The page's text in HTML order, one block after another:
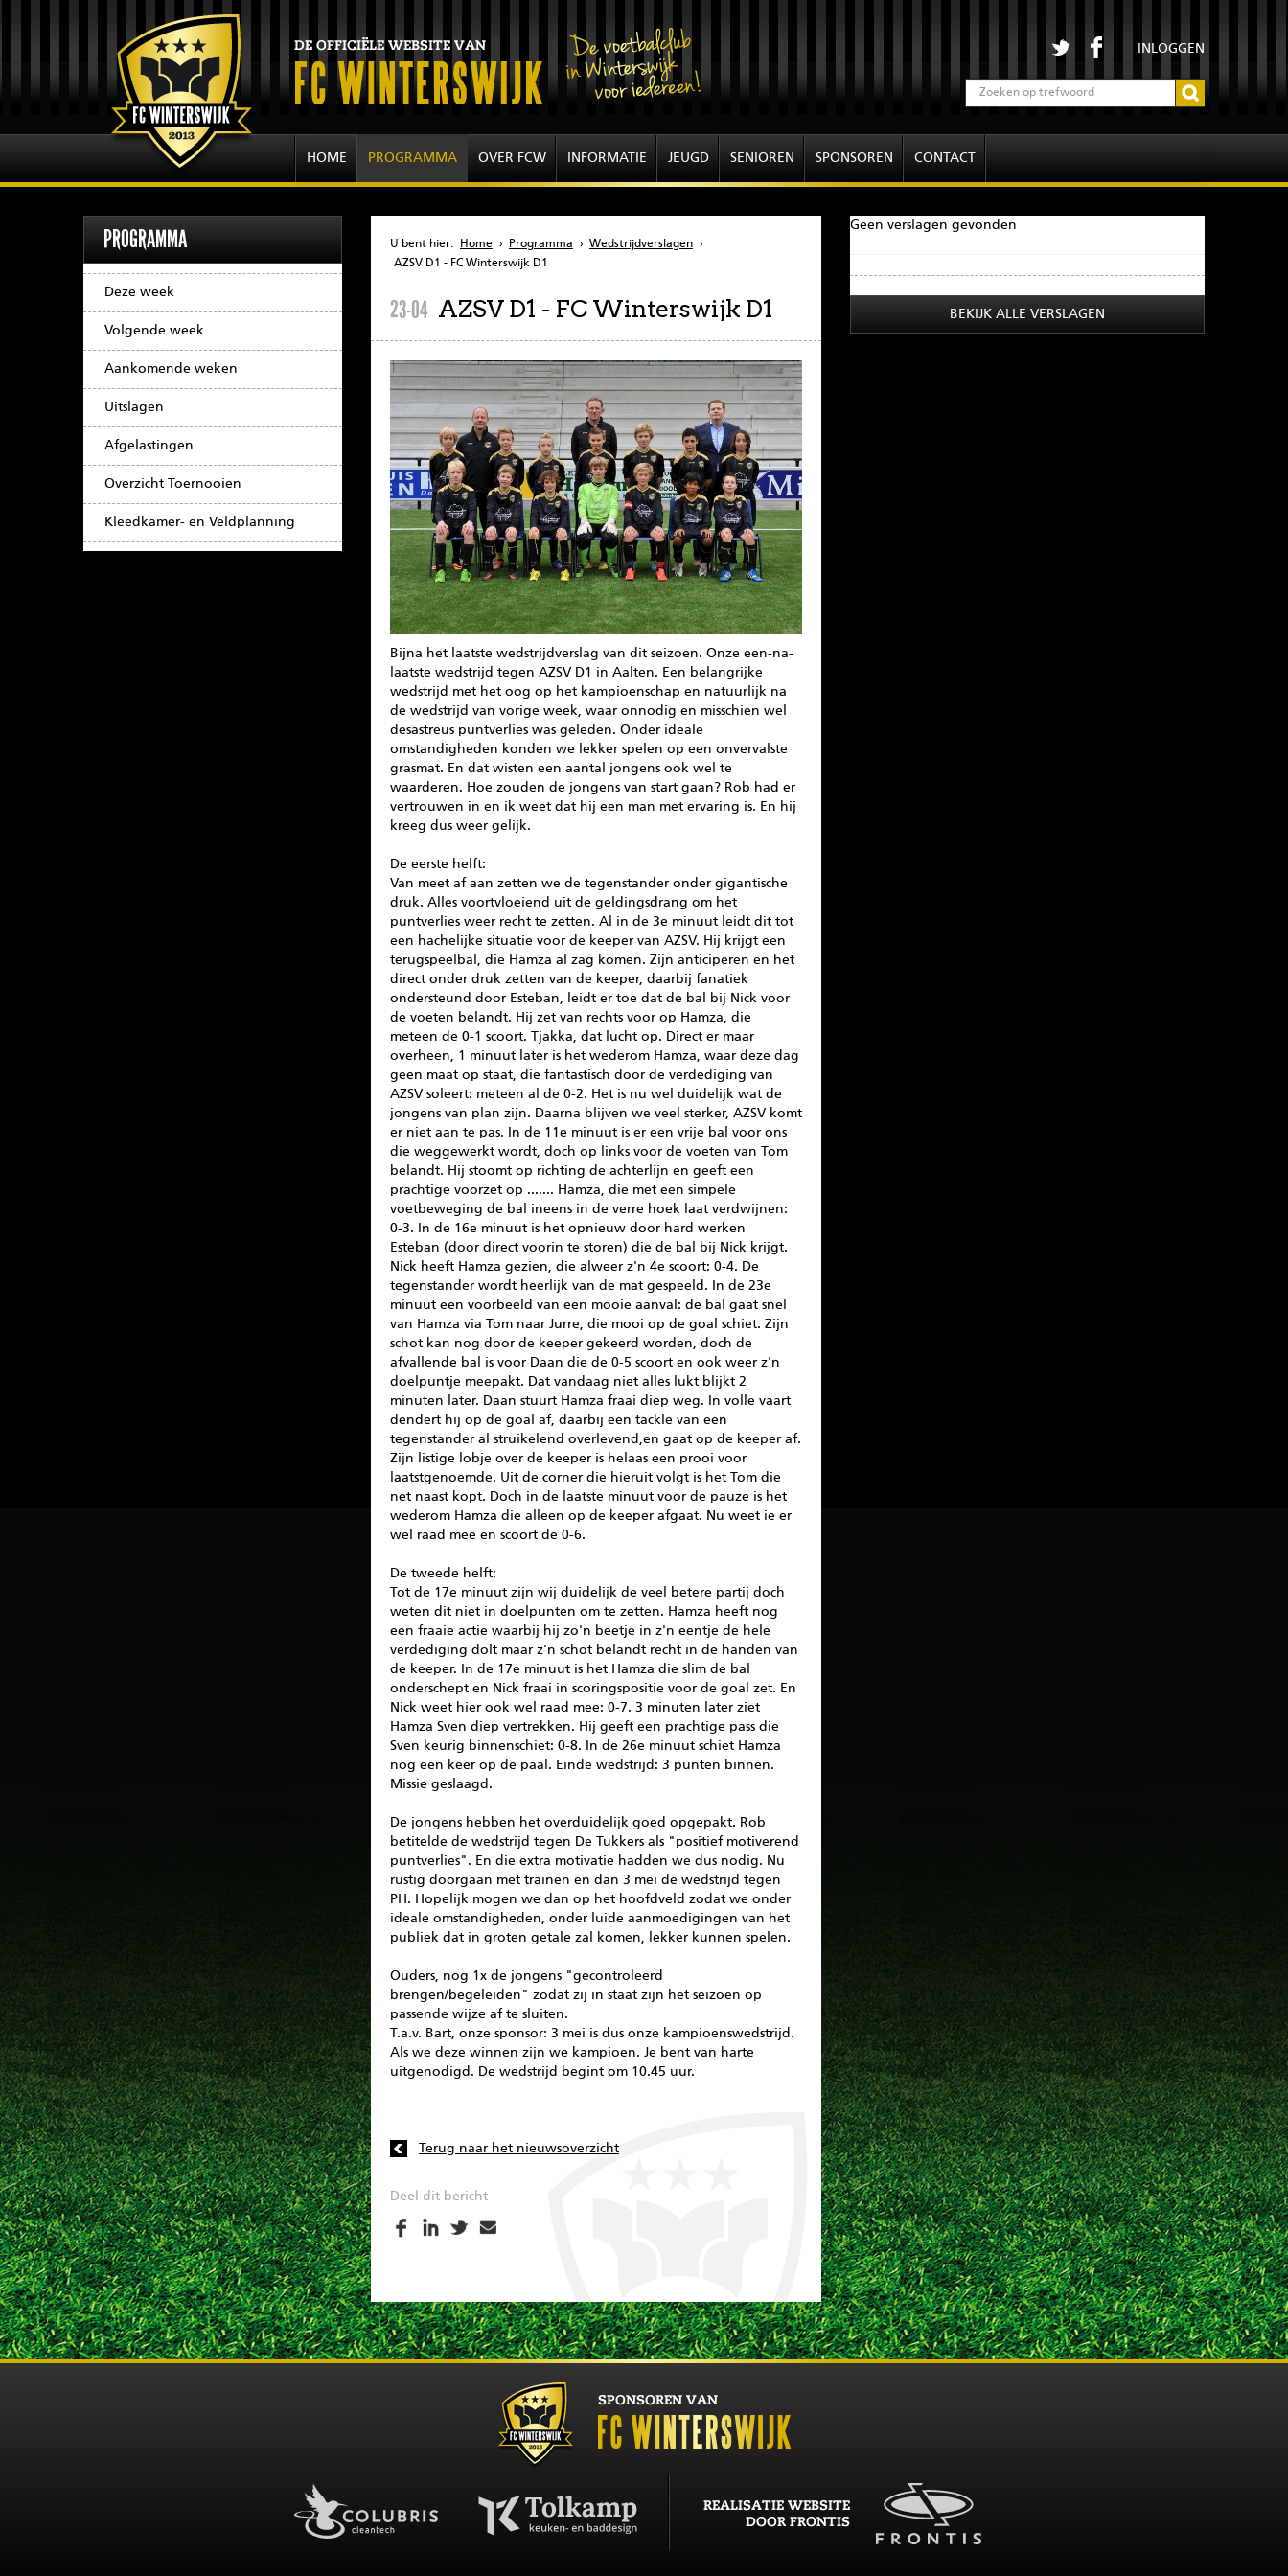
INLOGGEN
HOME PROGRAMMA OVER FCW INFORMATIE JEUGD SENIOREN SPONSOREN CONTACT
PROGRAMMA
Deze week
Volgende week
Aankomende weken
Uitslagen
Afgelastingen
Overzicht Toernooien
Kleedkamer- en Veldplanning
U bent hier: Home › Programma › Wedstrijdverslagen ›
AZSV D1 - FC Winterswijk D1
23-04 AZSV D1 - FC Winterswijk D1
Bijna het laatste wedstrijdverslag van dit seizoen. Onze een-na-
laatste wedstrijd tegen AZSV D1 in Aalten. Een belangrijke
wedstrijd met het oog op het kampioenschap en natuurlijk na
de wedstrijd van vorige week, waar onnodig en misschien wel
desastreus puntverlies was geleden. Onder ideale
omstandigheden konden we lekker spelen op een onvervalste
grasmat. En dat wisten een aantal jongens ook wel te
waarderen. Hoe zouden de jongens van start gaan? Rob had er
vertrouwen in en ik weet dat hij een man met ervaring is. En hij
kreeg dus weer gelijk.
De eerste helft:
Van meet af aan zetten we de tegenstander onder gigantische
druk. Alles voortvloeiend uit de geldingsdrang om het
puntverlies weer recht te zetten. Al in de 3e minuut leidt dit tot
een hachelijke situatie voor de keeper van AZSV. Hij krijgt een
terugspeelbal, die Hamza al zag komen. Zijn anticiperen en het
direct onder druk zetten van de keeper, daarbij fanatiek
ondersteund door Esteban, leidt er toe dat de bal bij Nick voor
de voeten belandt. Hij zet van rechts voor op Hamza, die
meteen de 0-1 scoort. Tjakka, dat lucht op. Direct er maar
overheen, 1 minuut later is het wederom Hamza, waar deze dag
geen maat op staat, die fantastisch door de verdediging van
AZSV soleert: meteen al de 0-2. Het is nu wel duidelijk wat de
jongens van plan zijn. Daarna blijven we veel sterker, AZSV komt
er niet aan te pas. In de 11e minuut is er een vrije bal voor ons
die weggewerkt wordt, doch op links voor de voeten van Tom
belandt. Hij stoomt op richting de achterlijn en geeft een
prachtige voorzet op ....... Hamza, die met een simpele
voetbeweging de bal ineens in de verre hoek laat verdwijnen:
0-3. In de 16e minuut is het opnieuw door hard werken
Esteban (door direct voorin te storen) die de bal bij Nick krijgt.
Nick heeft Hamza gezien, die alweer z'n 4e scoort: 0-4. De
tegenstander wordt heerlijk van de mat gespeeld. In de 23e
minuut een voorbeeld van een mooie aanval: de bal gaat snel
van Hamza via Tom naar Jurre, die mooi op de goal schiet. Zijn
schot kan nog door de keeper gekeerd worden, doch de
afvallende bal is voor Daan die de 0-5 scoort en ook weer z'n
doelpuntje meepakt. Dat vandaag niet alles lukt blijkt 2
minuten later. Daan stuurt Hamza fraai diep weg. In volle vaart
dendert hij op de goal af, daarbij een tackle van een
tegenstander al struikelend overlevend,en gaat op de keeper af.
Zijn listige lobje over de keeper is helaas een prooi voor
laatstgenoemde. Uit de corner die hieruit volgt is het Tom die
net naast kopt. Doch in de laatste minuut voor de pauze is het
wederom Hamza die alleen op de keeper afgaat. Nu weet ie er
wel raad mee en scoort de 0-6.
De tweede helft:
Tot de 17e minuut zijn wij duidelijk de veel betere partij doch
weten dit niet in doelpunten om te zetten. Hamza heeft nog
een fraaie actie waarbij hij zo'n beetje in z'n eentje de hele
verdediging dolt maar z'n schot belandt recht in de handen van
de keeper. In de 17e minuut is het Hamza die slim de bal
onderschept en Nick fraai in scoringspositie voor de goal zet. En
Nick weet hier ook wel raad mee: 0-7. 3 minuten later ziet
Hamza Sven diep vertrekken. Hij geeft een prachtige pass die
Sven keurig binnenschiet: 0-8. In de 26e minuut schiet Hamza
nog een keer op de paal. Einde wedstrijd: 3 punten binnen.
Missie geslaagd.
De jongens hebben het overduidelijk goed opgepakt. Rob
betitelde de wedstrijd tegen De Tukkers als "positief motiverend
puntverlies". En die extra motivatie hadden we dus nodig. Nu
rustig doorgaan met trainen en dan 3 mei de wedstrijd tegen
PH. Hopelijk mogen we dan op het hoofdveld zodat we onder
ideale omstandigheden, onder luide aanmoedigingen van het
publiek dat in groten getale zal komen, lekker kunnen spelen.
Ouders, nog 1x de jongens "gecontroleerd
brengen/begeleiden" zodat zij in staat zijn het seizoen op
passende wijze af te sluiten.
T.a.v. Bart, onze sponsor: 3 mei is dus onze kampioenswedstrijd.
Als we deze winnen zijn we kampioen. Je bent van harte
uitgenodigd. De wedstrijd begint om 10.45 uur.
Terug naar het nieuwsoverzicht
Deel dit bericht
Geen verslagen gevonden
BEKIJK ALLE VERSLAGEN